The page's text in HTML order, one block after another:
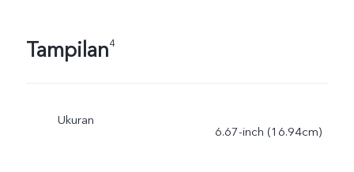
Tampilan4
Ukuran
6.67-inch (16.94cm)